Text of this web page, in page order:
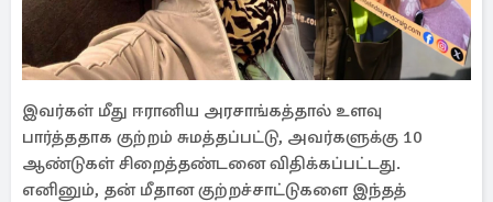
இவர்கள் மீது ஈரானிய அரசாங்கத்தால் உளவு
பார்த்ததாக குற்றம் சுமத்தப்பட்டு, அவர்களுக்கு 10
ஆண்டுகள் சிறைத்தண்டனை விதிக்கப்பட்டது.
எனினும், தன் மீதான குற்றச்சாட்டுகளை இந்தத்